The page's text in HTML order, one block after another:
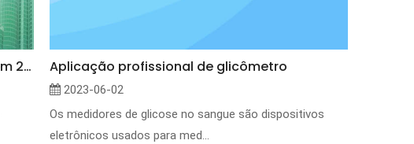
Bem-vindo ao visitar-nos em Z1.c10-C12 em 29 de janeiro a 1º de fevereiro de 2024. Aplicação profissional de glicômetro
2023-06-02
Os medidores de glicose no sangue são dispositivos
eletrônicos usados ​​para med...